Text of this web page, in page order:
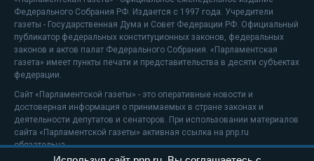
Федерального Собрания РФ. Издается с 1997 года. Учредители
газеты - Государственная Дума и Совет Федерации РФ. Официальный
публикатор федеральных конституционных законов, федеральных
законов и актов палат Федерального Собрания. «Парламентская
газета» имеет пункты печати и представительства в десяти субъектах
федерации.
Сайт «Парламентской газеты» - это оперативные новости и
достоверная информация о принимаемых в стране законах и
деятельности депутатов и сенаторов. При использовании материалов
сайта «Парламентской газеты» активная ссылка на pnp.ru
обязательна.